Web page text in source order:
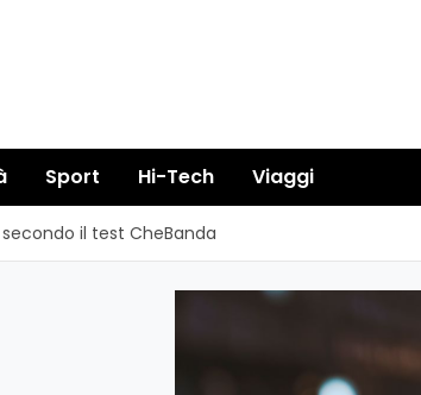
Sport Hi-Tech Viaggi
il test CheBanda